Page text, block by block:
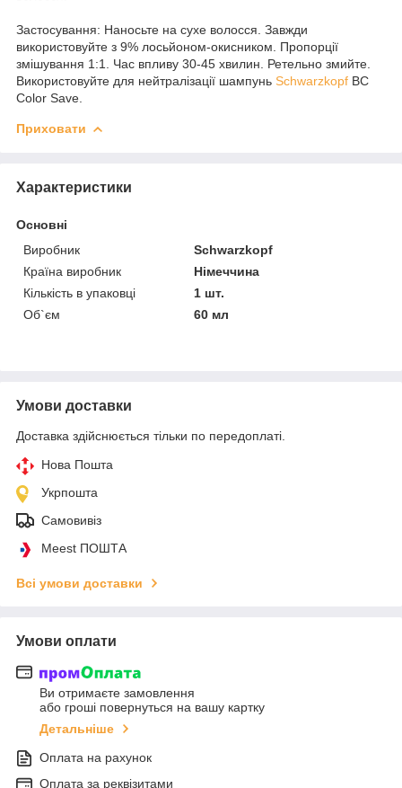
Застосування: Наносьте на сухе волосся. Завжди
використовуйте з 9% лосьйоном-окисником. Пропорції
змішування 1:1. Час впливу 30-45 хвилин. Ретельно змийте.
Використовуйте для нейтралізації шампунь Schwarzkopf BC
Color Save.
Приховати
Характеристики
Основні
Виробник
Schwarzkopf
Країна виробник
Німеччина
Кількість в упаковці
1 шт.
Об`єм
60 мл
Умови доставки
Доставка здійснюється тільки по передоплаті.
Нова Пошта
Укрпошта
Самовивіз
Meest ПОШТА
Всі умови доставки
Умови оплати
Ви отримаєте замовлення
або гроші повернуться на вашу картку
Детальніше
Оплата на рахунок
Оплата за реквізитами